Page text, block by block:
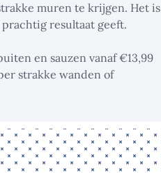
muren te krijgen. Het is
resultaat geeft.
en sauzen vanaf €13,99
strakke wanden of